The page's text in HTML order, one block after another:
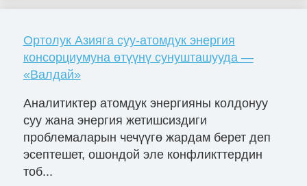
Ортолук Азияга суу-атомдук энергия
консорциумуна өтүүнү сунушташууда —
«Валдай»
Аналитиктер атомдук энергияны колдонуу
суу жана энергия жетишсиздиги
проблемаларын чечүүгө жардам берет деп
эсептешет, ошондой эле конфликттердин
тоб...